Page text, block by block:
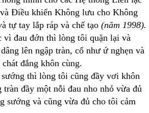
Điều khiển Không lưu cho Không
tự tay lắp ráp và chế tạo (năm 1998).
vì đau đớn thì lòng tôi quặn lại và
lên ngập tràn, cổ như ứ nghẹn và
đắng khôn cùng.
thì lòng tôi cũng đầy vơi khôn
đầy một nỗi đau nho nhỏ vừa đủ
sướng và cũng vừa đủ cho tôi cảm